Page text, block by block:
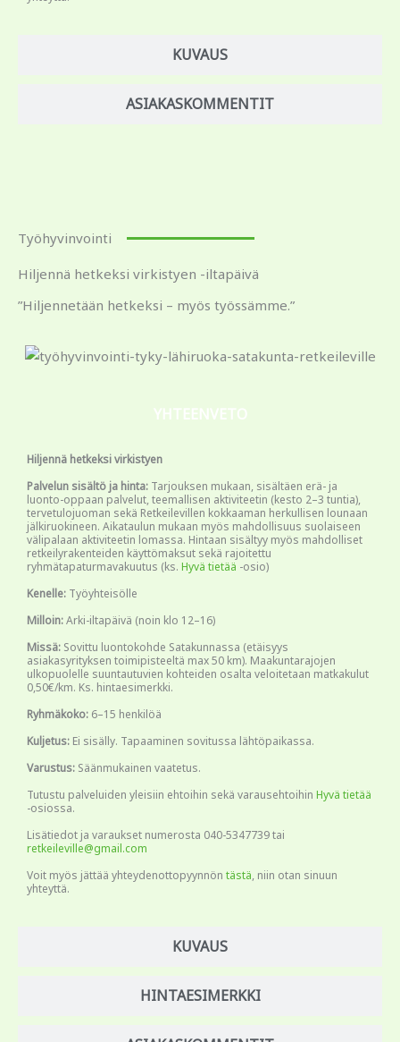
KUVAUS
ASIAKASKOMMENTIT
Työhyvinvointi
Hiljennä hetkeksi virkistyen -iltapäivä
”Hiljennetään hetkeksi – myös työssämme.”
YHTEENVETO
KUVAUS
HINTAESIMERKKI
Hiljennä hetkeksi virkistyen
Palvelun sisältö ja hinta: Tarjouksen mukaan, sisältäen erä- ja
luonto-oppaan palvelut, teemallisen aktiviteetin (kesto 2–3 tuntia),
tervetulojuoman sekä Retkeilevillen kokkaaman herkullisen lounaan
jälkiruokineen. Aikataulun mukaan myös mahdollisuus suolaiseen
välipalaan aktiviteetin lomassa. Hintaan sisältyy myös mahdolliset
retkeilyrakenteiden käyttömaksut sekä rajoitettu
ryhmätapaturmavakuutus (ks. Hyvä tietää -osio)
Kenelle: Työyhteisölle
Milloin:Arki-iltapäivä (noin klo 12–16)
Missä: Sovittu luontokohde Satakunnassa (etäisyys
asiakasyrityksen toimipisteeltä max 50 km). Maakuntarajojen
ulkopuolelle suuntautuvien kohteiden osalta veloitetaan matkakulut
0,50€/km. Ks. hintaesimerkki.
Ryhmäkoko: 6–15 henkilöä
Kuljetus: Ei sisälly. Tapaaminen sovitussa lähtöpaikassa.
Varustus: Säänmukainen vaatetus.
Tutustu palveluiden yleisiin ehtoihin sekä varausehtoihin Hyvä tietää
-osiossa.
Lisätiedot ja varaukset numerosta 040-5347739 tai
retkeileville@gmail.com
Voit myös jättää yhteydenottopyynnön tästä, niin otan sinuun
yhteyttä.